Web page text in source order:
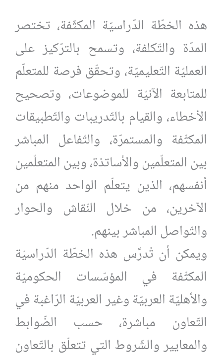
هذه الخطّة الدّراسيّة المكثّفة، تختصر
المدّة والتّكلفة، وتسمح بالترّكيز على
العمليّة التّعليميّة، وتحقّق فرصة للمتعلّم
للمتابعة الآنيّة للموضوعات، وتصحيح
الأخطاء، والقيام بالتّدريبات والتّطبيقات
المكثّفة والمستمرّة، والتّفاعل المباشر
بين المتعلّمين والأساتذة، وبين المتعلّمين
أنفسهم، الذين يتعلّم الواحد منهم من
الآخرين، من خلال النّقاش والحوار
والتّواصل المباشر بينهم.
ويمكن أن تُدرَّس هذه الخطّة الدّراسيّة
المكثّفة في المؤسّسات الحكوميّة
والأهليّة العربيّة وغير العربيّة الرّاغبة في
التّعاون مباشرة، حسب الضّوابط
والمعايير والشّروط التي تتعلّق بالتّعاون